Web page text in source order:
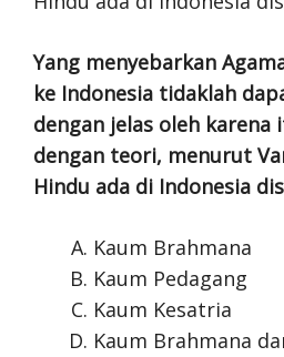
Yang menyebarkan
ke Indonesia tidaklah
dengan jelas oleh
dengan teori, menurut
Hindu ada di Indonesia
Kaum Brahmana
Kaum Pedagang
Kaum Kesatria
Kaum Brahmana